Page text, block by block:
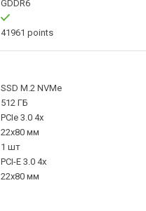
GDDR6
41961 points
SSD M.2 NVMe
512 ГБ
PCIe 3.0 4x
22x80 мм
1 шт
PCI-E 3.0 4x
22x80 мм